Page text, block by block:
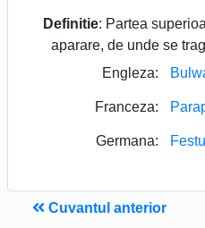
Definitie: Partea
aparare, de unde se
Engleza:
Franceza:
Germana:
Cuvantul anterior